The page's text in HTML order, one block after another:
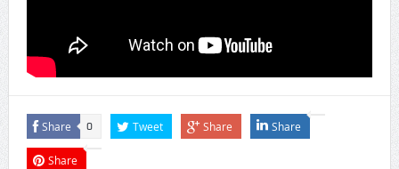
Share 0 Tweet Share Share
Share